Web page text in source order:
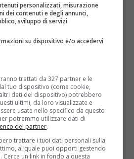
24 agosto, i Ris sono tornati
di Fabrizio Pasini, luogo
La versione dell’ex
combaciare con quanto
della scientifica. L’uomo
litigato con Manuela per
discussione si era animata
una sua spinta, secondo
la Bailo per le scale
Sui gradini però non è
traccia di sangue. Per il pm vi
personalizzati, misurazione
dei contenuti e degli annunci,
sviluppo di servizi
su dispositivo e/o accedervi
trattati da 327 partner e le
tuo dispositivo (come cookie,
dati del dispositivo) potrebbero
ultimi, da loro visualizzate e
usate nello specifico da questo
potremmo utilizzare dati di
dei partner.
trattare i tuoi dati personali sulla
al quale puoi opporti gestendo
un link in fondo a questa